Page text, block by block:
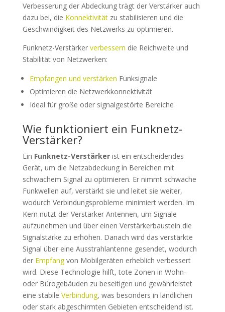
Verbesserung der Abdeckung trägt der Verstärker auch
dazu bei, die Konnektivitätzu stabilisieren und die
Geschwindigkeit des Netzwerks zu optimieren.
Funknetz-Verstärker verbessern die Reichweite und
Stabilität von Netzwerken:
Empfangen und verstärken Funksignale
Optimieren die Netzwerkkonnektivität
Ideal für große oder signalgestörte Bereiche
Wie funktioniert ein Funknetz-
Verstärker?
Ein Funknetz-Verstärkerist ein entscheidendes
Gerät, um die Netzabdeckung in Bereichen mit
schwachem Signal zu optimieren. Er nimmt schwache
Funkwellen auf, verstärkt sie und leitet sie weiter,
wodurch Verbindungsprobleme minimiert werden. Im
Kern nutzt der Verstärker Antennen, um Signale
aufzunehmen und über einen Verstärkerbaustein die
Signalstärke zu erhöhen. Danach wird das verstärkte
Signal über eine Ausstrahlantenne gesendet, wodurch
der Empfangvon Mobilgeräten erheblich verbessert
wird. Diese Technologie hilft, tote Zonen in Wohn-
oder Bürogebäuden zu beseitigen und gewährleistet
eine stabile Verbindung, was besonders in ländlichen
oder stark abgeschirmten Gebieten entscheidend ist.